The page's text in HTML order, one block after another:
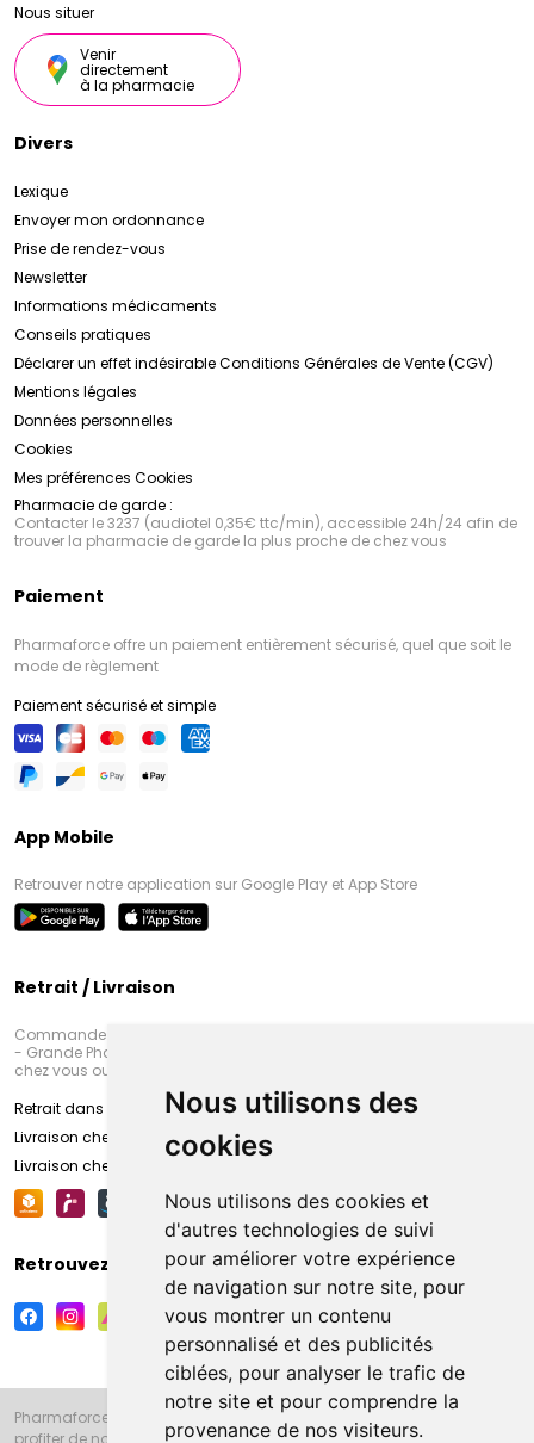
Nous utilisons des
cookies
Nous utilisons des cookies et
d'autres technologies de suivi
pour améliorer votre expérience
de navigation sur notre site, pour
vous montrer un contenu
personnalisé et des publicités
ciblées, pour analyser le trafic de
notre site et pour comprendre la
provenance de nos visiteurs.
Nous situer
Venir
directement
à la pharmacie
Divers
Lexique
Envoyer mon ordonnance
Prise de rendez-vous
Newsletter
Informations médicaments
Conseils pratiques
Déclarer un effet indésirableConditions Générales de Vente (CGV)
Mentions légales
Données personnelles
Cookies
Mes préférences Cookies
Pharmacie de garde :
Contacter le 3237 (audiotel 0,35€ ttc/min), accessible 24h/24 afin de
trouver la pharmacie de garde la plus proche de chez vous
Paiement
Pharmaforce offre un paiement entièrement sécurisé, quel que soit le
mode de règlement
Paiement sécurisé et simple
App Mobile
Retrouver notre application sur Google Play et App Store
Retrait / Livraison
Commandez en ligne et venez chercher votre commande à Amiens
- Grande Pharmacie d’Amiens (Fachon) ou recevez-là rapidement
chez vous ou en point retrait
Retrait dans la pharmacie d’Amiens
Livraison chez vous
Livraison chez votre commerçant
Retrouvez-nous sur vos réseaux sociaux
Pharmaforce.fr et la Grande Pharmacie d’Amiens vous souhaitent de
profiter de notre accueil, de nos conseils pharmaceutiques,